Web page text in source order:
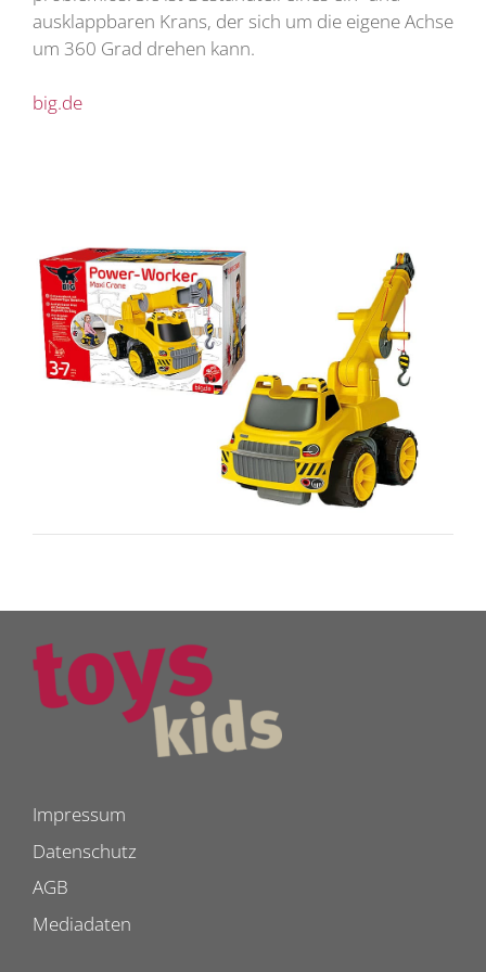
ausklappbaren Krans, der sich um die eigene Achse
um 360 Grad drehen kann.
big.de
Impressum
Datenschutz
AGB
Mediadaten